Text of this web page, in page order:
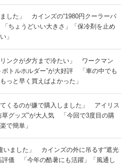
ました」 カインズの“1980円クーラーバ
ちょうどいい大きさ」「保冷剤を止め
」
リンクが夕方まで冷たい」 ワークマン
ボトルホルダー”が大好評 「車の中でも
っと早く買えばよかった」
てくるのが嫌で購入しました」 アイリス
草グッズ”が大人気 「今回で3度目の購
で簡単」
いました」 カインズの外に吊るす“遮光
評価 「今年の酷暑にも活躍」「風通し